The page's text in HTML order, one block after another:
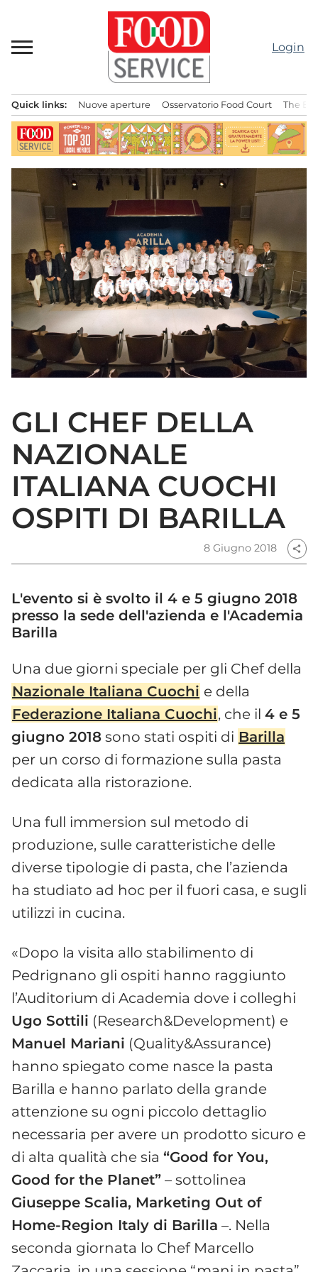
contenuto
Login
principale
Quick links: Nuove aperture Osservatorio Food Court The
GLI CHEF DELLA
NAZIONALE
ITALIANA CUOCHI
OSPITI DI BARILLA
8 Giugno 2018 share
L'evento si è svolto il 4 e 5 giugno 2018
presso la sede dell'azienda e l'Academia
Barilla
Una due giorni speciale per gli Chef della
Nazionale Italiana Cuochi e della
Federazione Italiana Cuochi, che il4 e 5
giugno 2018 sono stati ospiti di Barilla
per un corso di formazione sulla pasta
dedicata alla ristorazione.
Una full immersion sul metodo di
produzione, sulle caratteristiche delle
diverse tipologie di pasta, che l’azienda
ha studiato ad hoc per il fuori casa, e sugli
utilizzi in cucina.
«Dopo la visita allo stabilimento di
Pedrignano gli ospiti hanno raggiunto
l’Auditorium di Academia dove i colleghi
Ugo Sottili (Research&Development) e
Manuel Mariani (Quality&Assurance)
hanno spiegato come nasce la pasta
Barilla e hanno parlato della grande
attenzione su ogni piccolo dettaglio
necessaria per avere un prodotto sicuro e
di alta qualità che sia “Good for You,
Good for the Planet” – sottolinea
Giuseppe Scalia, Marketing Out of
Home-Region Italy di Barilla –. Nella
seconda giornata lo Chef Marcello